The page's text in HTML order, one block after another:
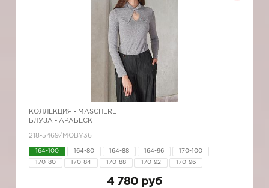
КОЛЛЕКЦИЯ - MASCHERE
БЛУЗА - АРАБЕСК
218-5469/MOBY36
164-100 164-80 164-88 164-96 170-100
170-80 170-84 170-88 170-92 170-96
4 780 руб